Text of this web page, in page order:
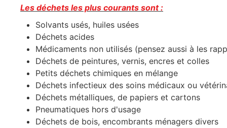
Les déchets les plus courants sont :
Solvants usés, huiles usées
Déchets acides
Médicaments non utilisés (pensez aussi à les
Déchets de peintures, vernis, encres et colles
Petits déchets chimiques en mélange
Déchets infectieux des soins médicaux ou
Déchets métalliques, de papiers et cartons
Pneumatiques hors d'usage
Déchets de bois, encombrants ménagers divers